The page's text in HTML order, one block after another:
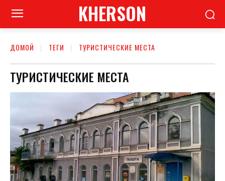
KHERSON
ДОМОЙ ТЕГИ ТУРИСТИЧЕСКИЕ МЕСТА
ТУРИСТИЧЕСКИЕ МЕСТА